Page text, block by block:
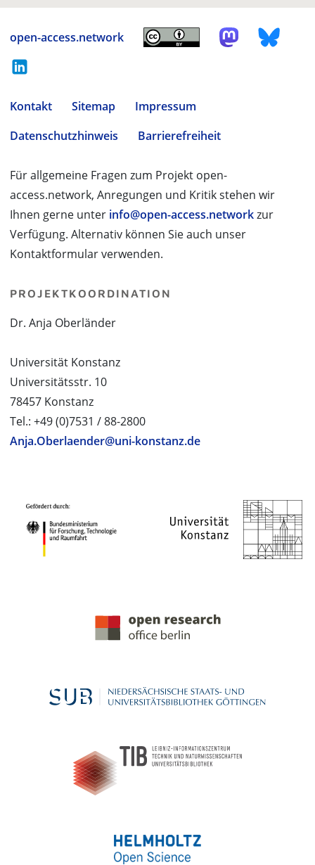
open-access.network
Kontakt Sitemap
Impressum
Datenschutzhinweis
Barrierefreiheit
Für allgemeine Fragen zum Projekt open-
access.network, Anregungen und Kritik stehen wir
Ihnen gerne unter info@open-access.networkzur
Verfügung. Alternativ können Sie auch unser
Kontaktformular verwenden.
PROJEKTKOORDINATION
Dr. Anja Oberländer
Universität Konstanz
Universitätsstr. 10
78457 Konstanz
Tel.: +49 (0)7531 / 88-2800
Anja.Oberlaender@uni-konstanz.de